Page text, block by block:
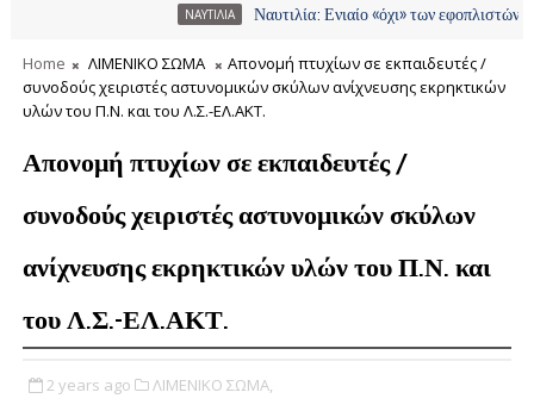
Ναυτιλία: Ενιαίο «όχι» των εφοπλιστών σε διόδια
Home ΛΙΜΕΝΙΚΟ ΣΩΜΑ
Απονομή πτυχίων σε εκπαιδευτές /
συνοδούς χειριστές αστυνομικών σκύλων ανίχνευσης εκρηκτικών
υλών του Π.Ν. και του Λ.Σ.-ΕΛ.ΑΚΤ.
Απονομή πτυχίων σε εκπαιδευτές /
συνοδούς χειριστές αστυνομικών σκύλων
ανίχνευσης εκρηκτικών υλών του Π.Ν. και
του Λ.Σ.-ΕΛ.ΑΚΤ.
2 years ago ΛΙΜΕΝΙΚΟ ΣΩΜΑ,